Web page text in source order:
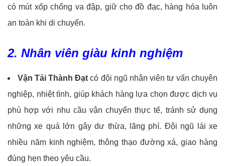
có mút xốp chống va đập, giữ cho đồ đạc, hàng hóa luôn
an toàn khi di chuyển.
2. Nhân viên giàu kinh nghiệm
Vận Tải Thành Đạt có đội ngũ nhân viên tư vấn chuyên
nghiệp, nhiệt tình, giúp khách hàng lựa chọn được dịch vụ
phù hợp với nhu cầu vận chuyển thực tế, tránh sử dụng
những xe quá lớn gây dư thừa, lãng phí. Đội ngũ lái xe
nhiều năm kinh nghiệm, thông thạo đường xá, giao hàng
đúng hẹn theo yêu cầu.